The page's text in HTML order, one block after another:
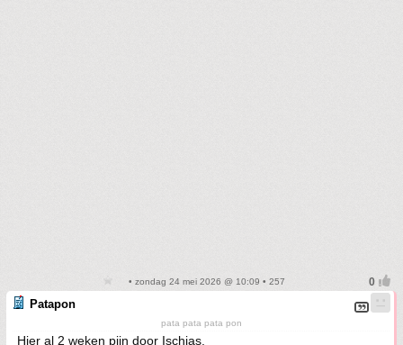
• zondag 24 mei 2026 @ 10:09 • 257
Patapon
pata pata pata pon
Hier al 2 weken pijn door Ischias.